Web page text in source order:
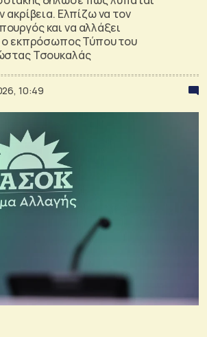
ακρίβεια. Ελπίζω να τον
και να αλλάξει
ο εκπρόσωπος Τύπου του
Τσουκαλάς
10:49